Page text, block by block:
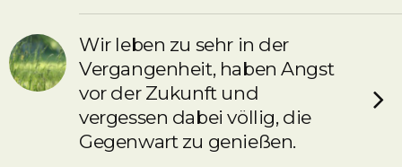
Wir leben zu sehr in der
Vergangenheit, haben Angst
vor der Zukunft und
vergessen dabei völlig, die
Gegenwart zu genießen.